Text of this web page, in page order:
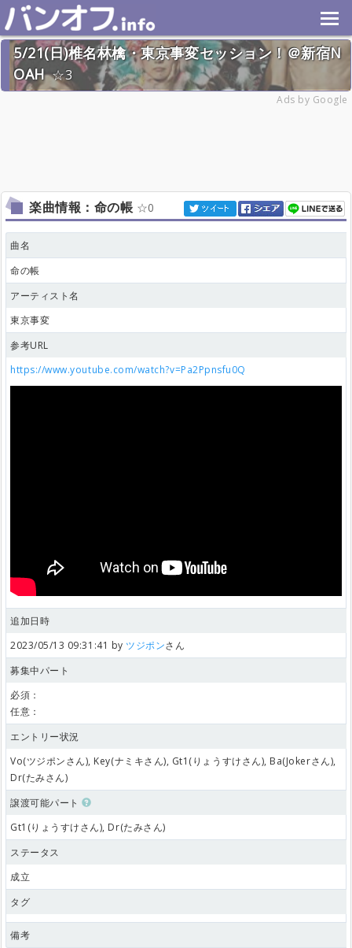
5/21(日)椎名林檎・東京事変セッション！＠新宿N
OAH
3
Ads by Google
楽曲情報：命の帳 0
曲名
命の帳
アーティスト名
東京事変
参考URL
https://www.youtube.com/watch?v=Pa2Ppnsfu0Q
追加日時
2023/05/13 09:31:41 by ツジポンさん
募集中パート
必須：
任意：
エントリー状況
Vo(ツジポンさん), Key(ナミキさん), Gt1(りょうすけさん), Ba(Jokerさん),
Dr(たみさん)
譲渡可能パート
Gt1(りょうすけさん), Dr(たみさん)
ステータス
成立
タグ
備考